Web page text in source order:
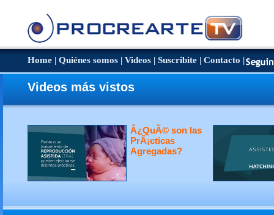
Home | Quiénes somos | Videos | Suscribite | Contacto |
Videos más vistos
Â¿QuÃ© son las
PrÃ¡cticas
Agregadas?